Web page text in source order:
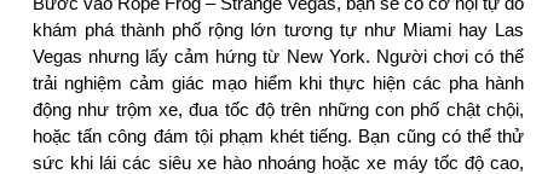
khám phá thành phố rộng lớn tương tự như Miami hay Las
Vegas nhưng lấy cảm hứng từ New York. Người chơi có thể
trải nghiệm cảm giác mạo hiểm khi thực hiện các pha hành
động như trộm xe, đua tốc độ trên những con phố chật chội,
hoặc tấn công đám tội phạm khét tiếng. Bạn cũng có thể thử
sức khi lái các siêu xe hào nhoáng hoặc xe máy tốc độ cao,